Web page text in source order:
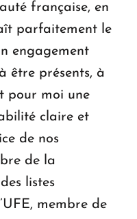
française, en
parfaitement le
engagement
être présents, à
pour moi une
claire et
de nos
de la
listes
membre de